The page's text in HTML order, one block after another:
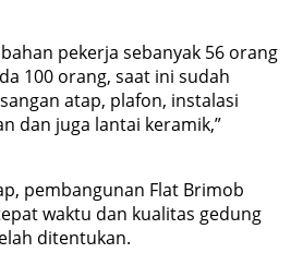
pekerja sebanyak 56 orang
100 orang, saat ini sudah
atap, plafon, instalasi
dan juga lantai keramik,”
pembangunan Flat Brimob
waktu dan kualitas gedung
ditentukan.